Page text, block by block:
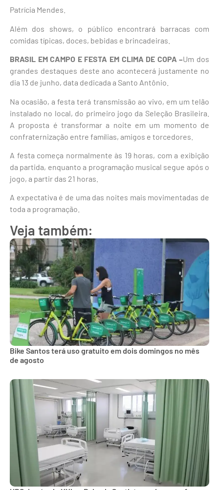
Patrícia Mendes.
Além dos shows, o público encontrará barracas com
comidas típicas, doces, bebidas e brincadeiras.
BRASIL EM CAMPO E FESTA EM CLIMA DE COPA –Um dos
grandes destaques deste ano acontecerá justamente no
dia 13 de junho, data dedicada a Santo Antônio.
Na ocasião, a festa terá transmissão ao vivo, em um telão
instalado no local, do primeiro jogo da Seleção Brasileira.
A proposta é transformar a noite em um momento de
confraternização entre famílias, amigos e torcedores.
A festa começa normalmente às 19 horas, com a exibição
da partida, enquanto a programação musical segue após o
jogo, a partir das 21 horas.
A expectativa é de uma das noites mais movimentadas de
toda a programação.
Veja também:
Bike Santos terá uso gratuito em dois domingos no mês
de agosto